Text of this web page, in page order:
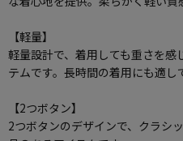
【軽量】
軽量設計で、着用しても重さを感
テムです。長時間の着用にも適し
【2つボタン】
2つボタンのデザインで、クラシ